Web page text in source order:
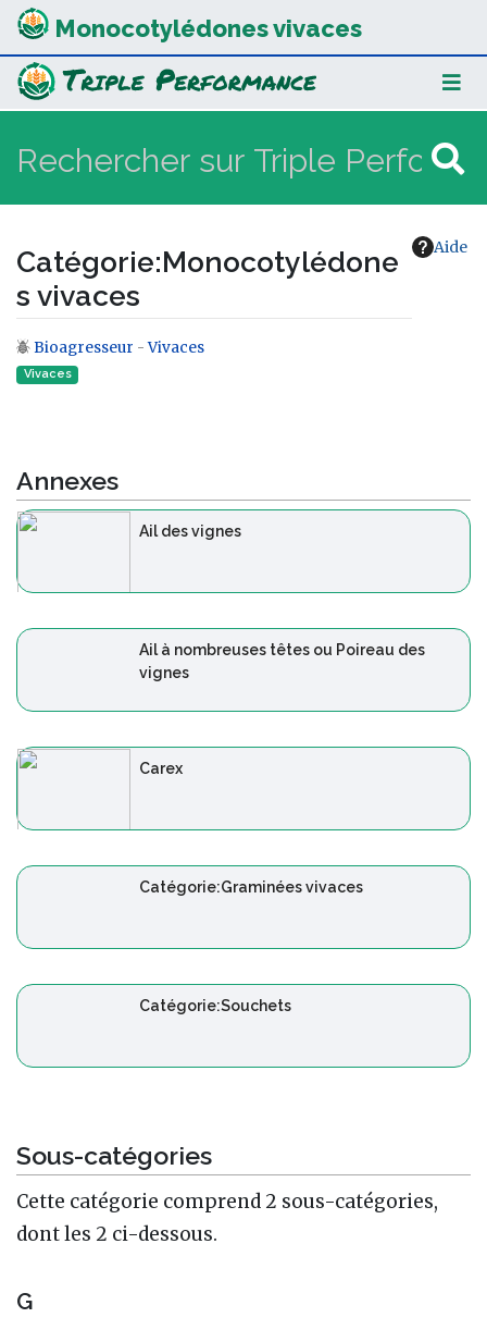
Monocotylédones vivaces
Aide
Catégorie:Monocotylédone
s vivaces
Aller à :navigation,rechercher
Bioagresseur -Vivaces
Vivaces
Annexes
Ail des vignes
Ail à nombreuses têtes ou Poireau des
vignes
Carex
Catégorie:Graminées vivaces
Catégorie:Souchets
Sous-catégories
Cette catégorie comprend 2 sous-catégories,
dont les 2 ci-dessous.
G